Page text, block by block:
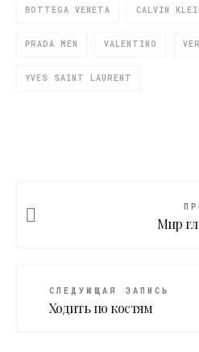
BOTTEGA VENETA CALVIN
PRADA MEN VALENTINO
YVES SAINT LAURENT
Мир
СЛЕДУЮЩАЯ ЗАПИСЬ
Ходить по костям